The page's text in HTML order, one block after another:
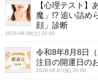
【心理テスト】
魔」!? 追い詰め
顔」診断
2026-08-08(土) 20:00
令和8年8月8日
注目の開運日の
2026-08-07(金) 20:00